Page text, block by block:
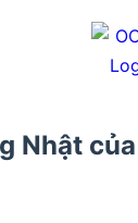
Nhật